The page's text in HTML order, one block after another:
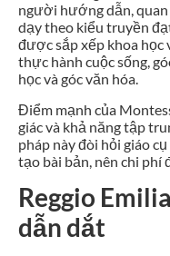
người hướng dẫn,
dạy theo kiểu truyền
được sắp xếp khoa học
thực hành cuộc sống,
học và góc văn hóa.
Điểm mạnh của
giác và khả năng tập
pháp này đòi hỏi giáo
tạo bài bản, nên chi
Reggio
dẫn dắt